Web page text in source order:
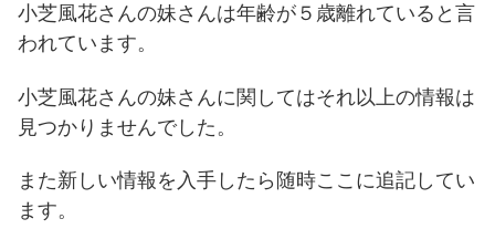
小芝風花さんの妹さんは年齢が５歳離れていると言
われています。
小芝風花さんの妹さんに関してはそれ以上の情報は
見つかりませんでした。
また新しい情報を入手したら随時ここに追記してい
ます。